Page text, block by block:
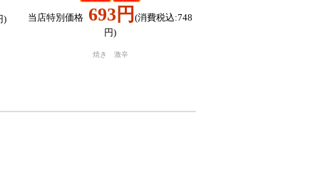
) 当店特別価格 693円 (消費税込:748
円)
焼き 激辛